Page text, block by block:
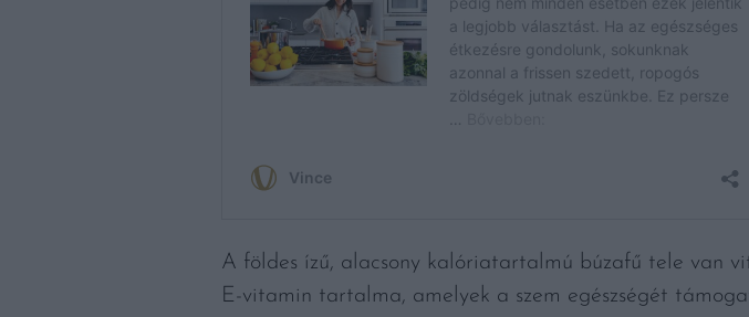
A földes ízű, alacsony kalóriatartalmú búzafű tele van
E-vitamin tartalma, amelyek a szem egészségét